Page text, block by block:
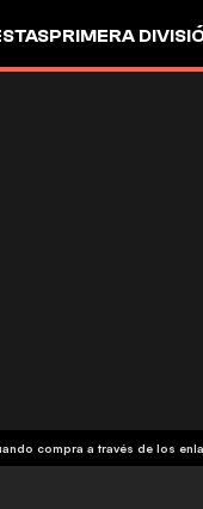
PRIMERA
compra a través de los